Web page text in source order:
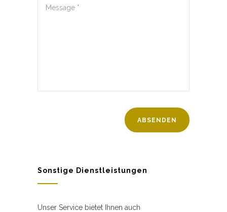
Sonstige Dienstleistungen
Unser Service bietet Ihnen auch